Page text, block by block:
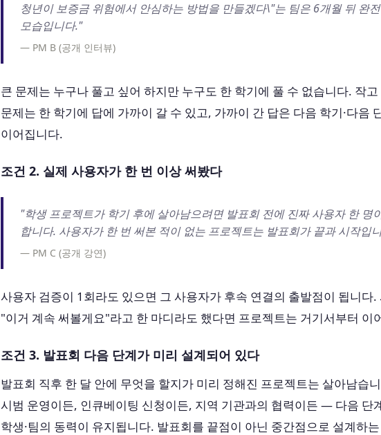
청년이 보증금 위험에서 안심하는 방법을 만들겠다\"는 팀은 6개월 뒤 완
모습입니다."
— PM B (공개 인터뷰)
큰 문제는 누구나 풀고 싶어 하지만 누구도 한 학기에 풀 수 없습니다. 작
문제는 한 학기에 답에 가까이 갈 수 있고, 가까이 간 답은 다음 학기·다음
이어집니다.
조건 2. 실제 사용자가 한 번 이상 써봤다
"학생 프로젝트가 학기 후에 살아남으려면 발표회 전에 진짜 사용자 한 명
합니다. 사용자가 한 번 써본 적이 없는 프로젝트는 발표회가 끝과 시작입
— PM C (공개 강연)
사용자 검증이 1회라도 있으면 그 사용자가 후속 연결의 출발점이 됩니다.
"이거 계속 써볼게요"라고 한 마디라도 했다면 프로젝트는 거기서부터 이
조건 3. 발표회 다음 단계가 미리 설계되어 있다
발표회 직후 한 달 안에 무엇을 할지가 미리 정해진 프로젝트는 살아남습
시범 운영이든, 인큐베이팅 신청이든, 지역 기관과의 협력이든 — 다음 단
학생·팀의 동력이 유지됩니다. 발표회를 끝점이 아닌 중간점으로 설계하